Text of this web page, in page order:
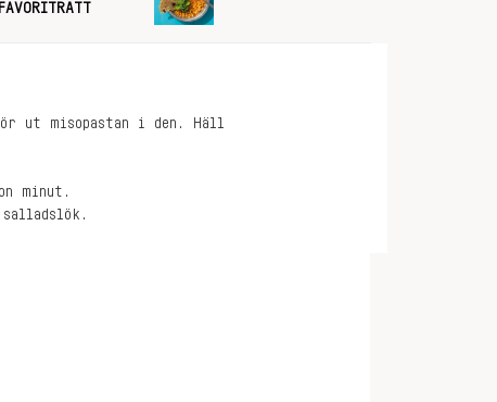
FAVORITRÄTT
ut misopastan i den. Häll
minut.